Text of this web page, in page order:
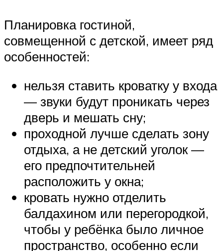
Планировка гостиной,
совмещенной с детской, имеет ряд
особенностей:
нельзя ставить кроватку у входа
— звуки будут проникать через
дверь и мешать сну;
проходной лучше сделать зону
отдыха, а не детский уголок —
его предпочтительней
расположить у окна;
кровать нужно отделить
балдахином или перегородкой,
чтобы у ребёнка было личное
пространство, особенно если